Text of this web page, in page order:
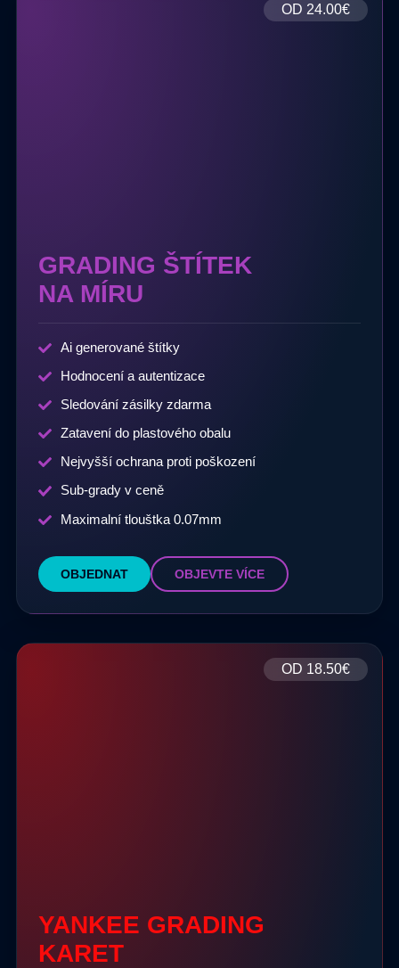
GRADING ŠTÍTEK
NA MÍRU
OD 24.00€
Ai generované štítky
Hodnocení a autentizace
Sledování zásilky zdarma
Zatavení do plastového obalu
Nejvyšší ochrana proti poškození
Sub-grady v ceně
Maximalní tlouštka 0.07mm
OBJEDNAT OBJEVTE VÍCE
YANKEE GRADING
KARET
OD 18.50€